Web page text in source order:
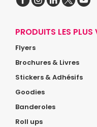
PRODUITS LES PLUS
Flyers
Brochures & Livres
Stickers & Adhésifs
Goodies
Banderoles
Roll ups